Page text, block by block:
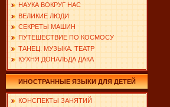
НАУКА ВОКРУГ НАС
ВЕЛИКИЕ ЛЮДИ
СЕКРЕТЫ МАШИН
ПУТЕШЕСТВИЕ ПО КОСМОСУ
ТАНЕЦ. МУЗЫКА. ТЕАТР
КУХНЯ ДОНАЛЬДА ДАКА
ИНОСТРАННЫЕ ЯЗЫКИ ДЛЯ ДЕТЕЙ
КОНСПЕКТЫ ЗАНЯТИЙ